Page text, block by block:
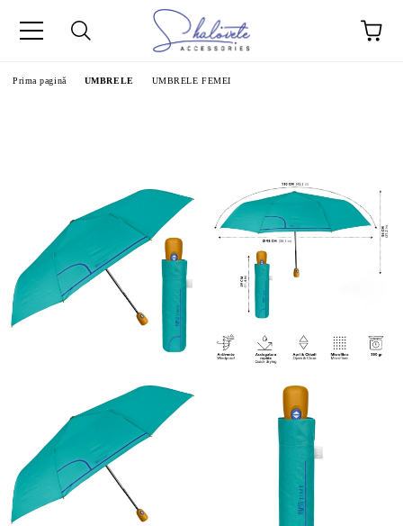
Prima pagină UMBRELE UMBRELE FEMEI